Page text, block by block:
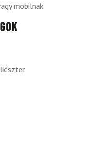
mobilnak